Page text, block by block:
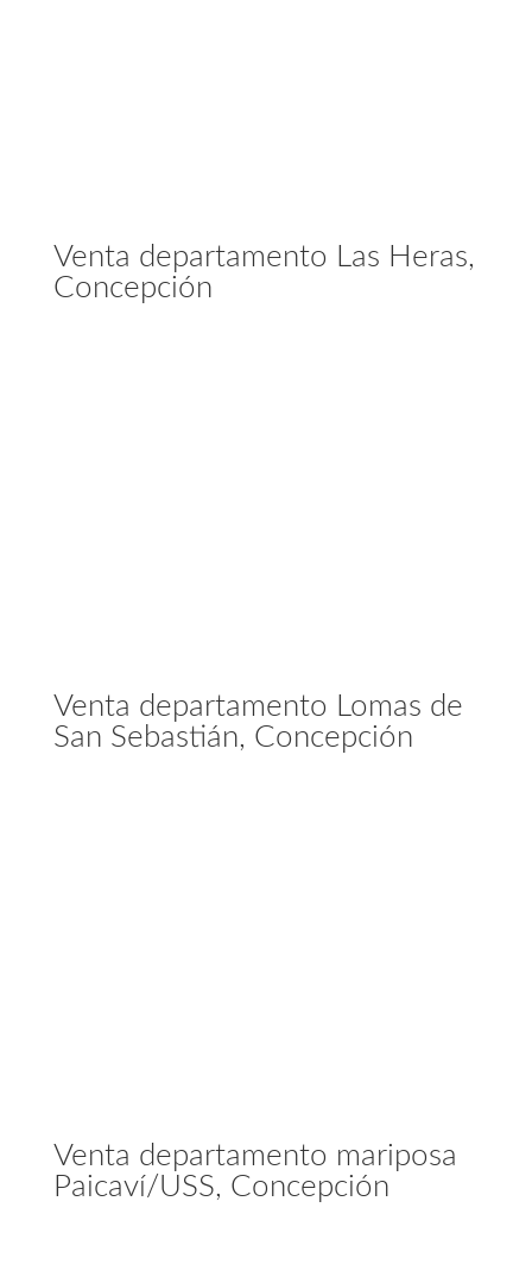
Venta departamento Las Heras,
Concepción
Venta departamento Lomas de
San Sebastián, Concepción
Venta departamento mariposa
Paicaví/USS, Concepción